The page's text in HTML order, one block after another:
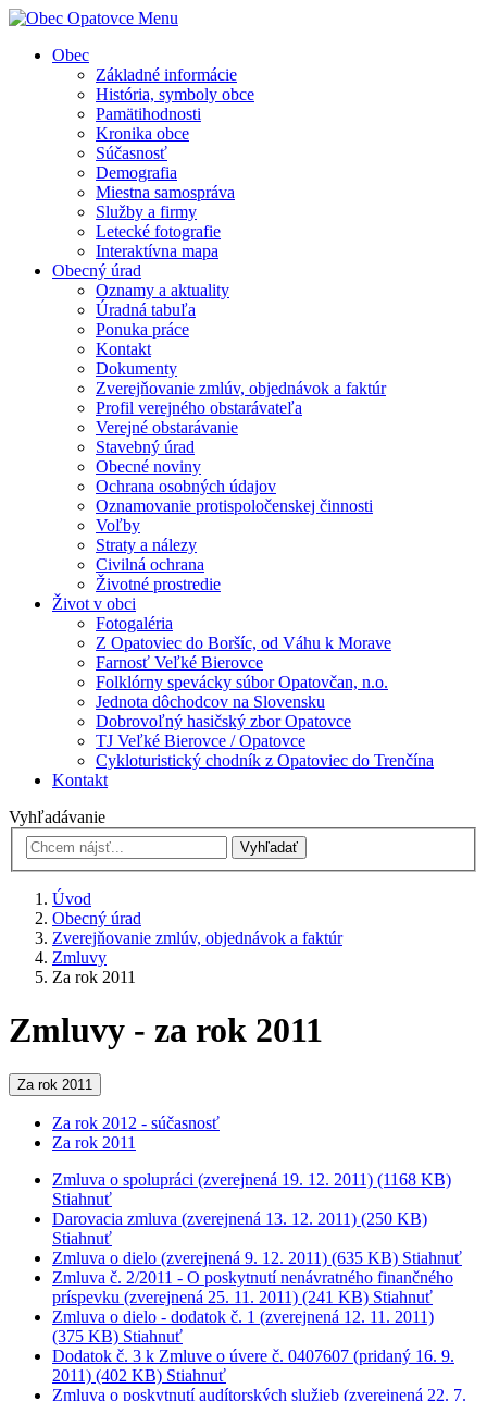
Menu
Obec
Základné informácie
História, symboly obce
Pamätihodnosti
Kronika obce
Súčasnosť
Demografia
Miestna samospráva
Služby a firmy
Letecké fotografie
Interaktívna mapa
Obecný úrad
Oznamy a aktuality
Úradná tabuľa
Ponuka práce
Kontakt
Dokumenty
Zverejňovanie zmlúv, objednávok a faktúr
Profil verejného obstarávateľa
Verejné obstarávanie
Stavebný úrad
Obecné noviny
Ochrana osobných údajov
Oznamovanie protispoločenskej činnosti
Voľby
Straty a nálezy
Civilná ochrana
Životné prostredie
Život v obci
Fotogaléria
Z Opatoviec do Boršíc, od Váhu k Morave
Farnosť Veľké Bierovce
Folklórny spevácky súbor Opatovčan, n.o.
Jednota dôchodcov na Slovensku
Dobrovoľný hasičský zbor Opatovce
TJ Veľké Bierovce / Opatovce
Cykloturistický chodník z Opatoviec do Trenčína
Kontakt
Vyhľadávanie
Vyhľadať
Úvod
Obecný úrad
Zverejňovanie zmlúv, objednávok a faktúr
Zmluvy
Za rok 2011
Zmluvy - za rok 2011
Za rok 2011
Za rok 2012 - súčasnosť
Za rok 2011
Zmluva o spolupráci (zverejnená 19. 12. 2011) (1168 KB)
Stiahnuť
Darovacia zmluva (zverejnená 13. 12. 2011) (250 KB)
Stiahnuť
Zmluva o dielo (zverejnená 9. 12. 2011) (635 KB) Stiahnuť
Zmluva č. 2/2011 - O poskytnutí nenávratného finančného
príspevku (zverejnená 25. 11. 2011) (241 KB) Stiahnuť
Zmluva o dielo - dodatok č. 1 (zverejnená 12. 11. 2011)
(375 KB) Stiahnuť
Dodatok č. 3 k Zmluve o úvere č. 0407607 (pridaný 16. 9.
2011) (402 KB) Stiahnuť
Zmluva o poskytnutí audítorských služieb (zverejnená 22. 7.